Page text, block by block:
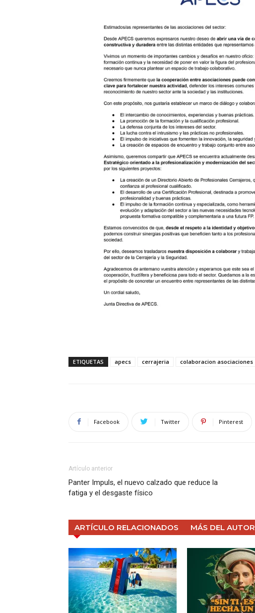
ETIQUETAS apecs cerrajeria colaboracion asociaciones
Facebook Twitter Pinterest
Artículo anterior
Panter Impuls, el nuevo calzado que reduce la
fatiga y el desgaste físico
ARTÍCULO RELACIONADOS MÁS DEL AUTOR